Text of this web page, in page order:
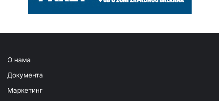
О нама
Документа
Маркетинг